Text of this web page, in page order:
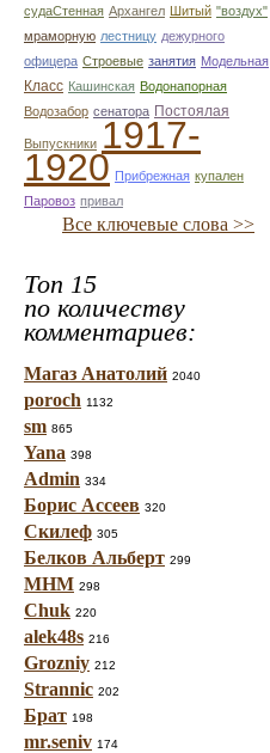
судаСтенная Архангел Шитый "воздух"
мраморную лестницу дежурного
офицера Строевые занятия Модельная
Класс Кашинская Водонапорная
Водозабор сенатора Постоялая
Выпускники 1917-
1920 Прибрежная купален
Паровоз привал
Все ключевые слова >>
Топ 15
по количеству
комментариев:
Магаз Анатолий 2040
poroch 1132
sm 865
Yana 398
Admin 334
Борис Ассеев 320
Скилеф 305
Белков Альберт 299
МНМ 298
Chuk 220
alek48s 216
Grozniy 212
Strannic 202
Брат 198
mr.seniv 174